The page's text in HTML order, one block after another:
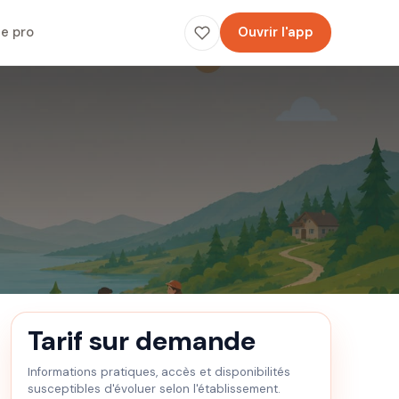
pro Ouvrir l'app
Tarif sur demande
Informations pratiques, accès et disponibilités
susceptibles d'évoluer selon l'établissement.